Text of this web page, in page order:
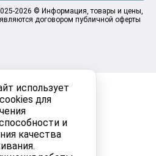
использует
для
и
качества
2026 © Информация, товары и цены,
договором публичной оферты